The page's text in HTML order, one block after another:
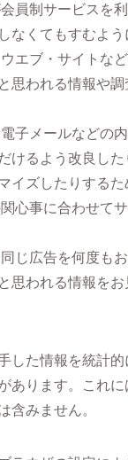
員制サービスを
なくてもすむよ
エブ・サイトな
思われる情報や
子メールなどの
けるよう改良した
イズしたりするた
心事に合わせて
じ広告を何度も
思われる情報を
した情報を統計
あります。これに
含みません。